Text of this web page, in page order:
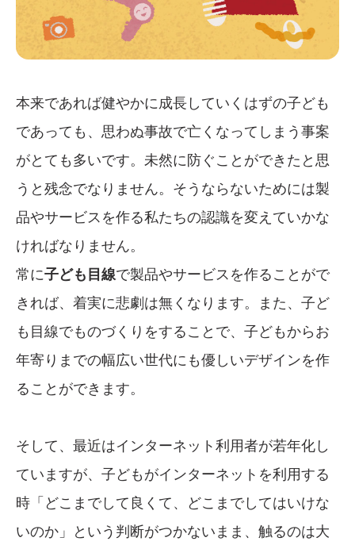
本来であれば健やかに成長していくはずの子ども
であっても、思わぬ事故で亡くなってしまう事案
がとても多いです。未然に防ぐことができたと思
うと残念でなりません。そうならないためには製
品やサービスを作る私たちの認識を変えていかな
ければなりません。
常に子ども目線で製品やサービスを作ることがで
きれば、着実に悲劇は無くなります。また、子ど
も目線でものづくりをすることで、子どもからお
年寄りまでの幅広い世代にも優しいデザインを作
ることができます。
そして、最近はインターネット利用者が若年化し
ていますが、子どもがインターネットを利用する
時「どこまでして良くて、どこまでしてはいけな
いのか」という判断がつかないまま、触るのは大